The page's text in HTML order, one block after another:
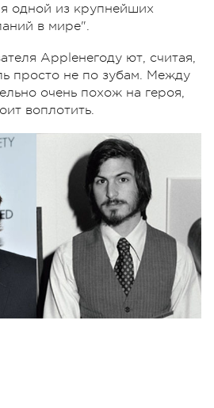
одной из крупнейших
в мире".
Appleнегоду ют, считая,
просто не по зубам. Между
очень похож на героя,
воплотить.